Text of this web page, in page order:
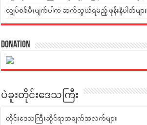
လျှပ်စစ်မီးပျက်ပါက ဆက်သွယ်ရမည့် ဖုန်းနံပါတ်များ
Donation
ပဲခူးတိုင်းဒေသကြီး
တိုင်းဒေသကြီးဆိုင်ရာအချက်အလက်များ